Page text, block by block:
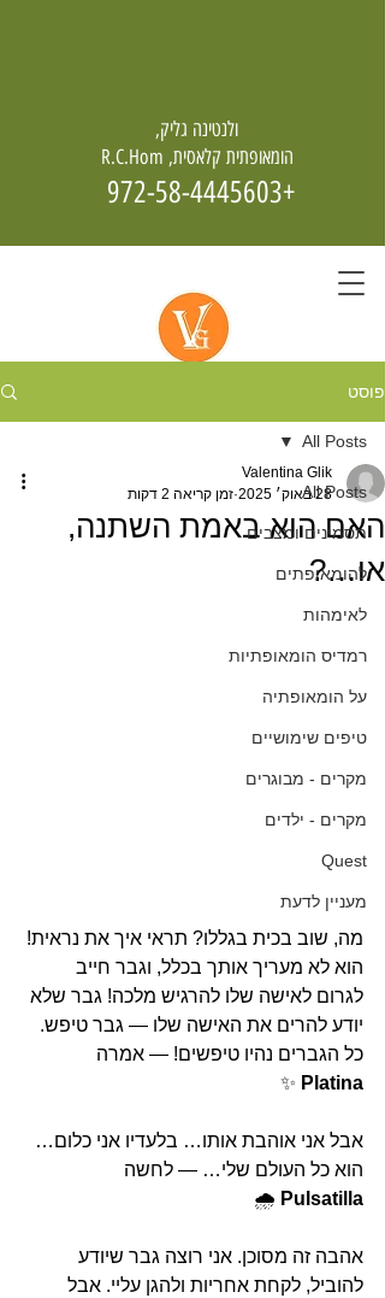
הומאופתיה - מחיה גם מן האפר
ולנטינה גליק,
הומאופתית קלאסית, R.C.Hom
+972-58-4445603
פוסט
All Posts
תסמינים ומצבים
להומאופתים
לאימהות
רמדיס הומאופתיות
על הומאופתיה
טיפים שימושיים
מקרים - מבוגרים
מקרים - ילדים
Quest
מעניין לדעת
All Posts
האם הוא באמת השתנה,
או…?
Valentina Glik
28 באוק׳ 2025
זמן קריאה 2 דקות
מה, שוב בכית בגללו? תראי איך את נראית!
הוא לא מעריך אותך בכלל, וגבר חייב
לגרום לאישה שלו להרגיש מלכה! גבר שלא
יודע להרים את האישה שלו — גבר טיפש.
כל הגברים נהיו טיפשים! — אמרה
Platina
✨
אבל אני אוהבת אותו… בלעדיו אני כלום…
הוא כל העולם שלי… — לחשה
Pulsatilla
🌧️
אהבה זה מסוכן. אני רוצה גבר שיודע
להוביל, לקחת אחריות ולהגן עליי. אבל